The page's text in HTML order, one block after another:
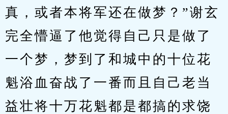
真，或者本将军还在做梦？”谢玄
完全懵逼了他觉得自己只是做了
一个梦，梦到了和城中的十位花
魁浴血奋战了一番而且自己老当
益壮将十万花魁都是都搞的求饶